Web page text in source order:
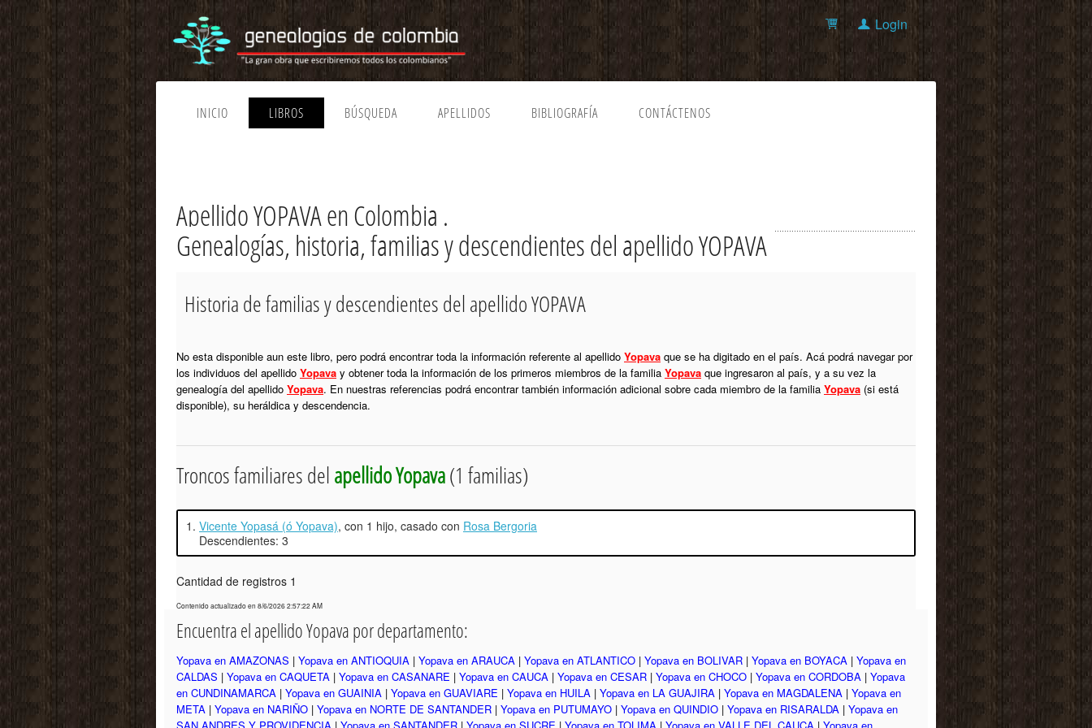
Login
INICIO LIBROS BÚSQUEDA APELLIDOS BIBLIOGRAFÍA CONTÁCTENOS
Apellido YOPAVA en Colombia .
Genealogías, historia, familias y descendientes del apellido YOPAVA
Historia de familias y descendientes del apellido YOPAVA
No esta disponible aun este libro, pero podrá encontrar toda la información referente al apellido Yopava que se ha digitado en el país. Acá podrá navegar por
los individuos del apellido Yopava y obtener toda la información de los primeros miembros de la familia Yopava que ingresaron al país, y a su vez la
genealogía del apellido Yopava. En nuestras referencias podrá encontrar también información adicional sobre cada miembro de la familia Yopava (si está
disponible), su heráldica y descendencia.
Troncos familiares delapellido Yopava(1 familias)
1. Vicente Yopasá (ó Yopava), con 1 hijo, casado con Rosa Bergoria
Descendientes: 3
Cantidad de registros 1
Contenido actualizado en 8/6/2026 2:57:22 AM
Encuentra el apellido Yopava por departamento:
Yopava en AMAZONAS | Yopava en ANTIOQUIA | Yopava en ARAUCA | Yopava en ATLANTICO | Yopava en BOLIVAR | Yopava en BOYACA | Yopava en
CALDAS | Yopava en CAQUETA | Yopava en CASANARE | Yopava en CAUCA | Yopava en CESAR | Yopava en CHOCO | Yopava en CORDOBA | Yopava
en CUNDINAMARCA | Yopava en GUAINIA | Yopava en GUAVIARE | Yopava en HUILA | Yopava en LA GUAJIRA | Yopava en MAGDALENA | Yopava en
META | Yopava en NARIÑO | Yopava en NORTE DE SANTANDER | Yopava en PUTUMAYO | Yopava en QUINDIO | Yopava en RISARALDA | Yopava en